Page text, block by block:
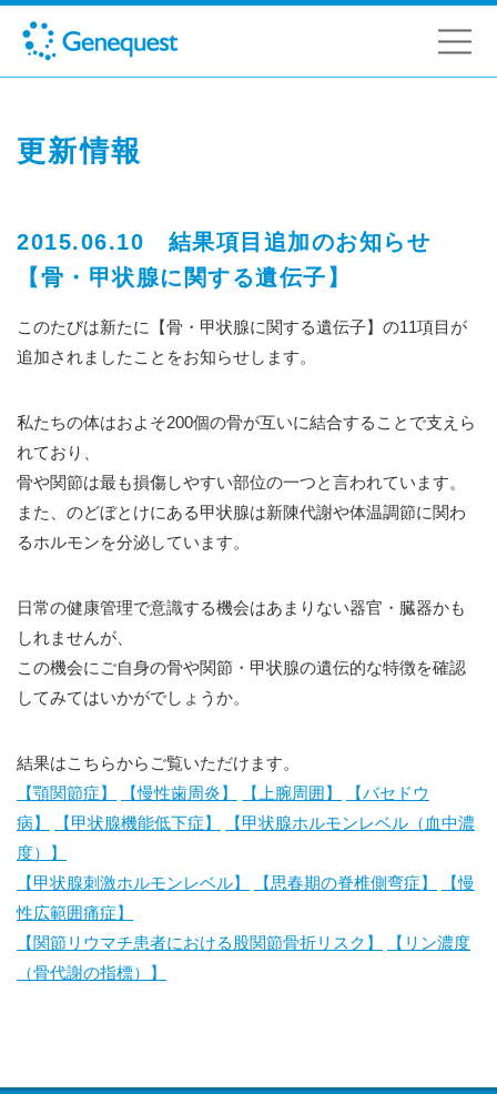
更新情報
2015.06.10 結果項目追加のお知らせ
【骨・甲状腺に関する遺伝子】
このたびは新たに【骨・甲状腺に関する遺伝子】の11項目が
追加されましたことをお知らせします。
私たちの体はおよそ200個の骨が互いに結合することで支えら
れており、
骨や関節は最も損傷しやすい部位の一つと言われています。
また、のどぼとけにある甲状腺は新陳代謝や体温調節に関わ
るホルモンを分泌しています。
日常の健康管理で意識する機会はあまりない器官・臓器かも
しれませんが、
この機会にご自身の骨や関節・甲状腺の遺伝的な特徴を確認
してみてはいかがでしょうか。
結果はこちらからご覧いただけます。
【顎関節症】
【慢性歯周炎】 【上腕周囲】
【バセドウ
病】
【甲状腺機能低下症】
【甲状腺ホルモンレベル（血中濃
度）】
【甲状腺刺激ホルモンレベル】
【思春期の脊椎側弯症】
【慢
性広範囲痛症】
【関節リウマチ患者における股関節骨折リスク】
【リン濃度
（骨代謝の指標）】